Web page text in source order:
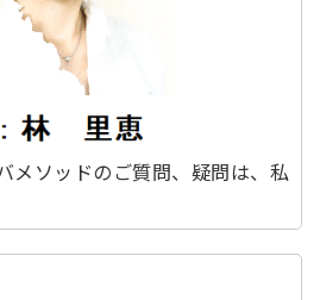
メソッドのご質問、疑問は、私